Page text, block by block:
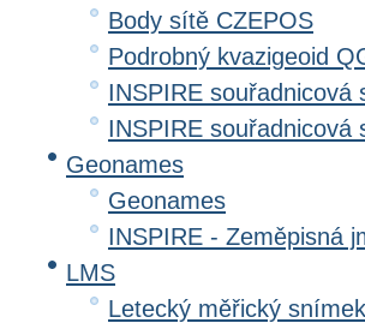
Body sítě CZEPOS
Podrobný kvazigeoid
INSPIRE
INSPIRE
Geonames
Geonames
INSPIRE - Zeměpisná
LMS
Letecký měřický snímek